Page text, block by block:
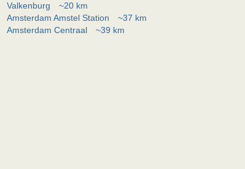
Valkenburg
~20 km
Amsterdam Amstel Station
~37 km
Amsterdam Centraal
~39 km